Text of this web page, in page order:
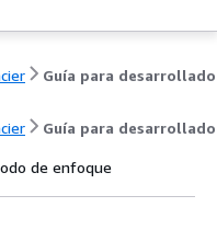
Guía para
Guía para
de enfoque